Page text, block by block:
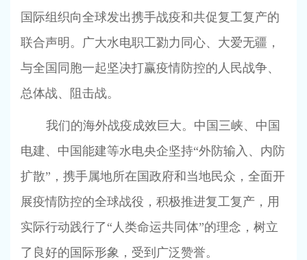
国际组织向全球发出携手战疫和共促复工复产的
联合声明。广大水电职工勠力同心、大爱无疆，
与全国同胞一起坚决打赢疫情防控的人民战争、
总体战、阻击战。
我们的海外战疫成效巨大。中国三峡、中国
电建、中国能建等水电央企坚持“外防输入、内防
扩散”，携手属地所在国政府和当地民众，全面开
展疫情防控的全球战役，积极推进复工复产，用
实际行动践行了“人类命运共同体”的理念，树立
了良好的国际形象，受到广泛赞誉。